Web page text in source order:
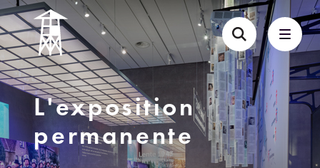
L'exposition
permanente